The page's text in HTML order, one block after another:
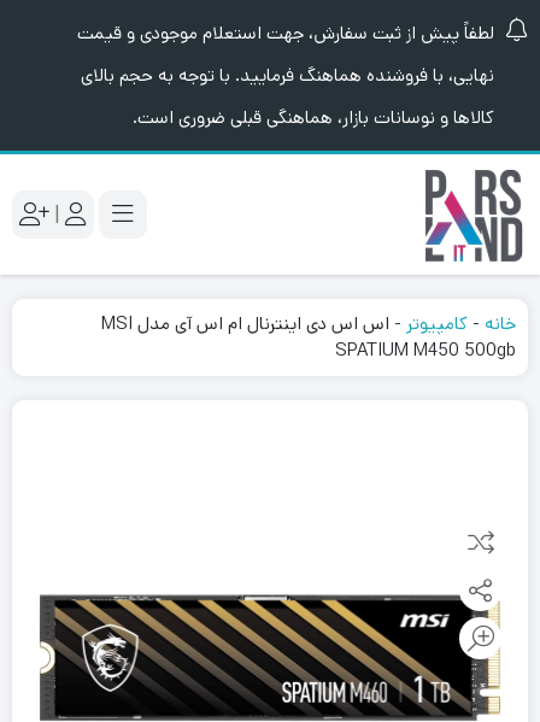
لطفاً پیش از ثبت سفارش، جهت استعلام موجودی و قیمت
نهایی، با فروشنده هماهنگ فرمایید. با توجه به حجم بالای
کالاها و نوسانات بازار، هماهنگی قبلی ضروری است.
|
خانه - کامپیوتر -
اس اس دی اینترنال ام اس آی مدل MSI
SPATIUM M450 500gb